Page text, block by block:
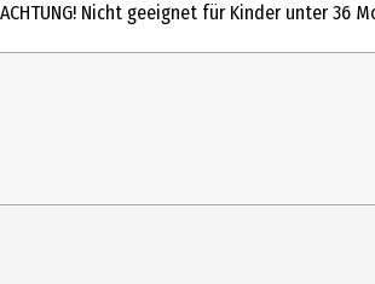
ACHTUNG! Nicht geeignet für Kinder unter 36